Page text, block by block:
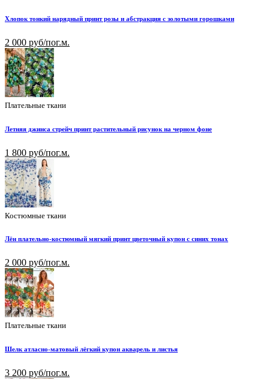
Хлопок тонкий нарядный принт розы и абстракция с золотыми горошками
2 000 руб/пог.м.
Плательные ткани
Летняя джинса стрейч принт растительный рисунок на черном фоне
1 800 руб/пог.м.
Костюмные ткани
Лён плательно-костюмный мягкий принт цветочный купон с синих тонах
2 000 руб/пог.м.
Плательные ткани
Шелк атласно-матовый лёгкий купон акварель и листья
3 200 руб/пог.м.